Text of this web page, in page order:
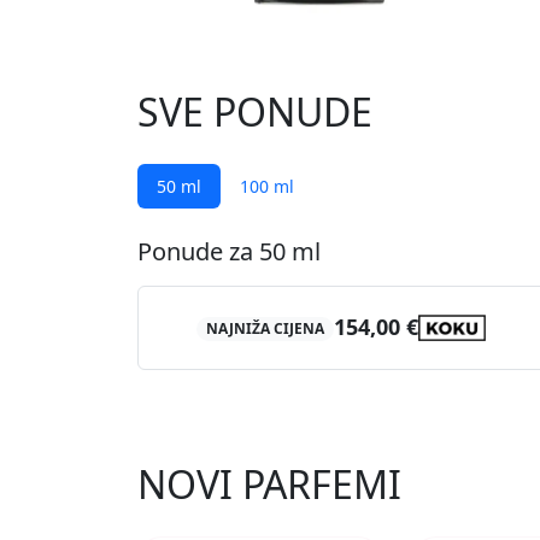
SVE PONUDE
50 ml 100 ml
Ponude za 50 ml
NAJNIŽA CIJENA 154,00 €
NOVI PARFEMI